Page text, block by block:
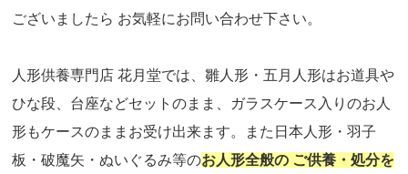
ございましたら お気軽にお問い合わせ下さい。
人形供養専門店 花月堂では、雛人形・五月人形はお道具や
ひな段、台座などセットのまま、ガラスケース入りのお人
形もケースのままお受け出来ます。また日本人形・羽子
板・破魔矢・ぬいぐるみ等のお人形全般の ご供養・処分を